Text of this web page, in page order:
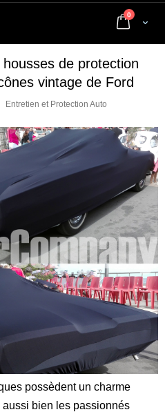
Cart
0 articles
de protection
vintage de Ford
Entretien et Protection Auto
possèdent un charme
bien les passionnés